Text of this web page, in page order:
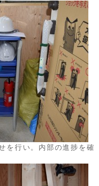
を行い。内部の進捗を確